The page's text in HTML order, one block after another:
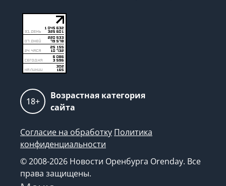
18+
Возрастная категория
сайта
Согласие на обработку Политика
конфиденциальности
© 2008-2026 Новости Оренбурга Orenday. Все
права защищены.